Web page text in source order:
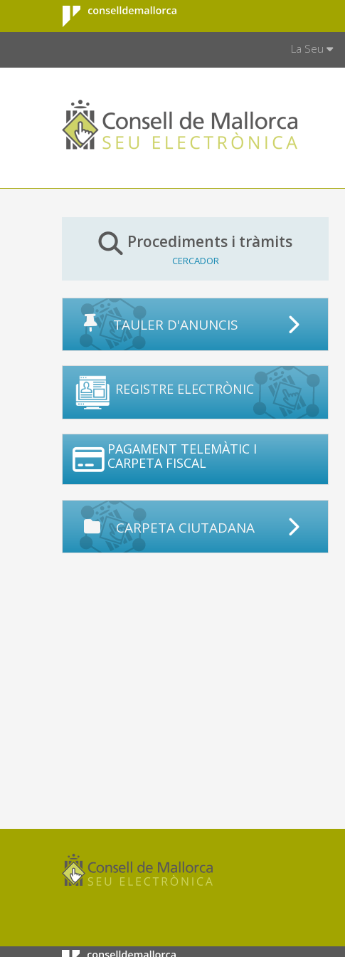
Salta al contingut principal
Consell de
Mallorca
La Seu
Procediments i tràmits
CERCADOR
TAULER D'ANUNCIS
REGISTRE ELECTRÒNIC
PAGAMENT TELEMÀTIC I
CARPETA FISCAL
CARPETA CIUTADANA